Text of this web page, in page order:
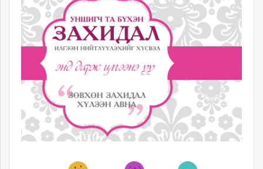
shuurhai.mn
unuudur.mn
isee.mn
mglradio.com
fact.mn
itoim.mn
tumen.mn
shuum.mn
times.mn
tvmongolia.mn